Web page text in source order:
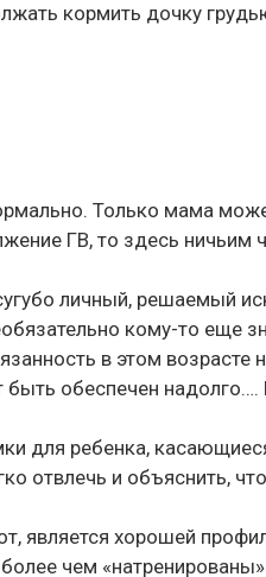
кормить дочку
Только мама
ГВ, то здесь
личный, решаемый
кому-то еще
в этом возрасте
обеспечен надолго….
для ребенка,
отвлечь и объяснить,
является хорошей
чем